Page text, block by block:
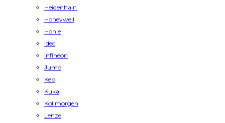
Heidenhain
Honeywell
Honle
Idec
Infineon
Jumo
Keb
Kuka
Kollmorgen
Lenze